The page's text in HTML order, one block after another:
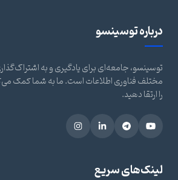
درباره توسینسو
توسینسو، جامعه‌ای برای یادگیری و به
مختلف فناوری اطلاعات است. ما به شما کمک
را ارتقا دهید.
لینک‌های سریع